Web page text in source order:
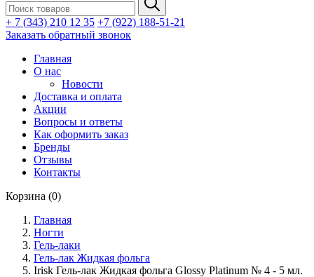
+ 7 (343) 210 12 35 +7 (922) 188-51-21
Заказать обратный звонок
Главная
О нас
Новости
Доставка и оплата
Акции
Вопросы и ответы
Как оформить заказ
Бренды
Отзывы
Контакты
Корзина (0)
Главная
Ногти
Гель-лаки
Гель-лак Жидкая фольга
Irisk Гель-лак Жидкая фольга Glossy Platinum № 4 - 5 мл.